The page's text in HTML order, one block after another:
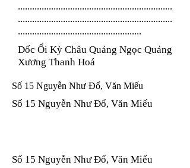
.................................................................
.................................................................
....................................................
Dốc Ổi Kỳ Châu Quảng Ngọc Quảng
Xương Thanh Hoá
Số 15 Nguyễn Như Đổ, Văn Miếu
Số 15 Nguyễn Như Đổ, Văn Miếu
Số 15 Nguyễn Như Đổ, Văn Miếu